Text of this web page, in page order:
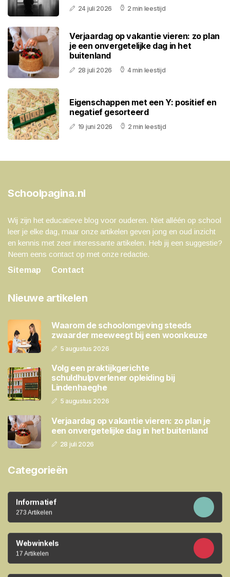
24 juli 2026 2 min leestijd
Verjaardag op vakantie vieren: zo plan
je een onvergetelijke dag in het
buitenland
28 juli 2026 4 min leestijd
Eigenschappen met een Y: positief en
negatief gesorteerd
19 juni 2026 2 min leestijd
Schoolpagina.nl
Wij zijn het educatieve blog voor ouderen. Niet alléén op school
leer je elke dag, maar onze artikelen geven jong en oud inzicht
en kennis met zeer interessante artikelen. Heb jij een suggestie?
Neem eens contact op met onze redactie.
Sitemap
Contact
Nieuwe artikelen
Waarom de schoolomgeving steeds
zwaarder meeweegt bij een woonkeuze
5 augustus 2026
Volg een praktijkgerichte
schuldhulpverlener opleiding bij
Lindenhaeghe
5 augustus 2026
Verjaardag op vakantie vieren: zo plan je
een onvergetelijke dag in het buitenland
28 juli 2026
Categorieën
Informatief
273 Artikelen
Webwinkels
17 Artikelen